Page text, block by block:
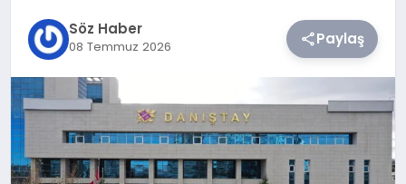
YAŞAM
Söz Haber
08 Temmuz 2026 Paylaş